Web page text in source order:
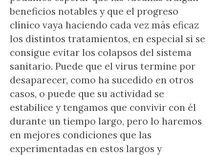
beneficios notables y que el progreso
clínico vaya haciendo cada vez más eficaz
los distintos tratamientos, en especial si se
consigue evitar los colapsos del sistema
sanitario. Puede que el virus termine por
desaparecer, como ha sucedido en otros
casos, o puede que su actividad se
estabilice y tengamos que convivir con él
durante un tiempo largo, pero lo haremos
en mejores condiciones que las
experimentadas en estos largos y